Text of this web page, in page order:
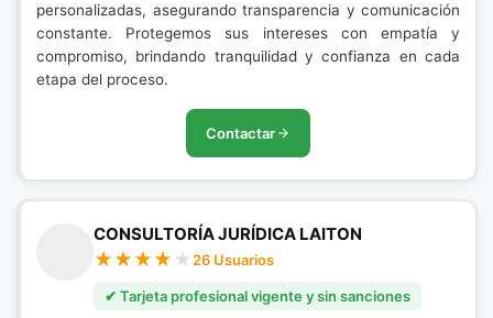
personalizadas, asegurando transparencia y comunicación
constante. Protegemos sus intereses con empatía y
compromiso, brindando tranquilidad y confianza en cada
etapa del proceso.
Contactar
CONSULTORÍA JURÍDICA LAITON
26 Usuarios
✔ Tarjeta profesional vigente y sin sanciones